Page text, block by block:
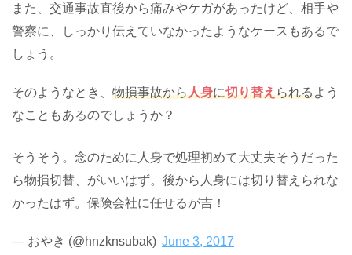
また、交通事故直後から痛みやケガがあったけど、相手や
警察に、しっかり伝えていなかったようなケースもあるで
しょう。
そのようなとき、 物損事故から人身に切り替えられるよう
なこともあるのでしょうか？
そうそう。念のために人身で処理初めて大丈夫そうだった
ら物損切替、がいいはず。後から人身には切り替えられな
かったはず。保険会社に任せるが吉！
— おやき (@hnzknsubak) June 3, 2017